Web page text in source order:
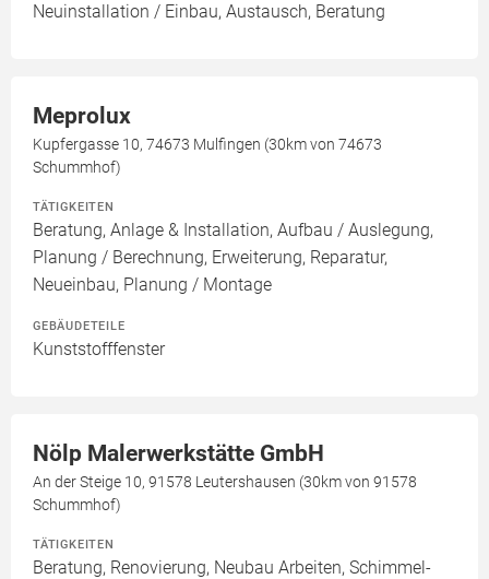
Neuinstallation / Einbau, Austausch, Beratung
Meprolux
Kupfergasse 10, 74673 Mulfingen (30km von 74673
Schummhof)
TÄTIGKEITEN
Beratung, Anlage & Installation, Aufbau / Auslegung,
Planung / Berechnung, Erweiterung, Reparatur,
Neueinbau, Planung / Montage
GEBÄUDETEILE
Kunststofffenster
Nölp Malerwerkstätte GmbH
An der Steige 10, 91578 Leutershausen (30km von 91578
Schummhof)
TÄTIGKEITEN
Beratung, Renovierung, Neubau Arbeiten, Schimmel-